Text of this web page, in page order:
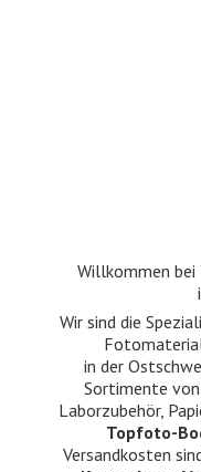
Willkommen bei
Wir sind die
in der
Sortimente
Laborzubehör,
Topfoto-
Versandkosten